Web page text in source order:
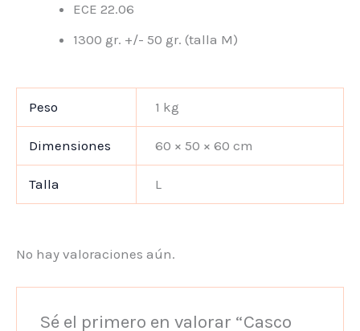
ECE 22.06
1300 gr. +/- 50 gr. (talla M)
Peso 1 kg
Dimensiones 60 × 50 × 60 cm
Talla L
No hay valoraciones aún.
Sé el primero en valorar “Casco